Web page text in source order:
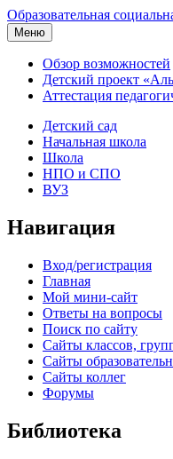
Образовательная
Меню
Обзор возможностей
Детский проект
Аттестация
Детский сад
Начальная школа
Школа
НПО и СПО
ВУЗ
Навигация
Вход/регистрация
Главная
Мой мини-сайт
Ответы на вопросы
Поиск по сайту
Сайты классов,
Сайты
Сайты коллег
Форумы
Библиотека